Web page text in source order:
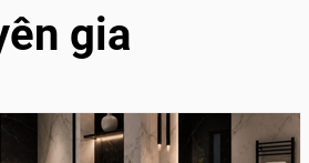
gia